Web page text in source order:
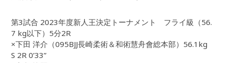
第3試合 2023年度新人王決定トーナメント フライ級（56.
7 kg以下）5分2R
×下田 洋介（095BJJ長崎柔術＆和術慧舟會総本部）56.1kg
S 2R 0’33”